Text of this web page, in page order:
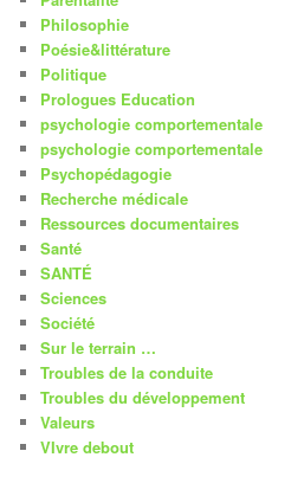
Philosophie
Poésie&littérature
Politique
Prologues Education
psychologie comportementale
psychologie comportementale
Psychopédagogie
Recherche médicale
Ressources documentaires
Santé
SANTÉ
Sciences
Société
Sur le terrain …
Troubles de la conduite
Troubles du développement
Valeurs
VIvre debout